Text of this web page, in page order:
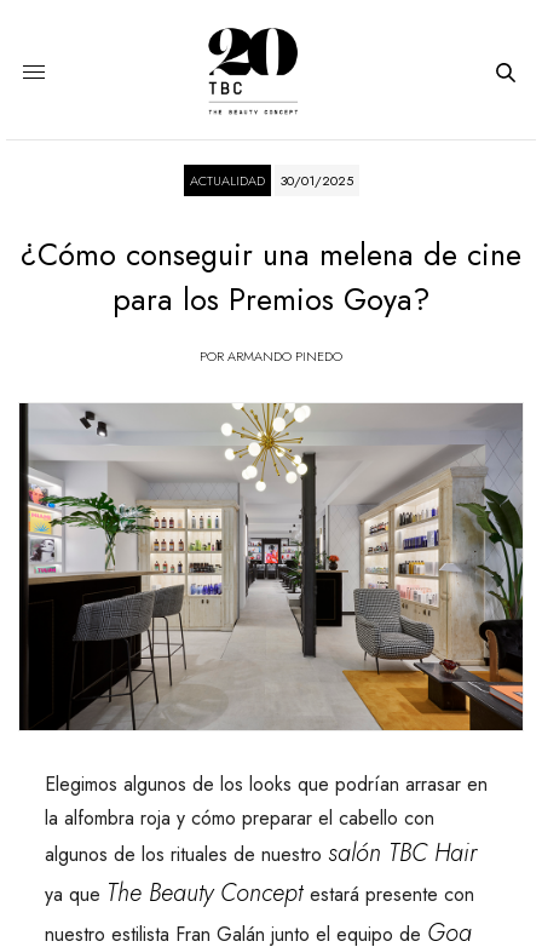
ACTUALIDAD 30/01/2025
¿Cómo conseguir una melena de cine
para los Premios Goya?
PORARMANDO PINEDO
Elegimos algunos de los looks que podrían arrasar en
la alfombra roja y cómo preparar el cabello con
algunos de los rituales de nuestro salón TBC Hair
ya que The Beauty Concept estará presente con
nuestro estilista Fran Galán junto el equipo de Goa